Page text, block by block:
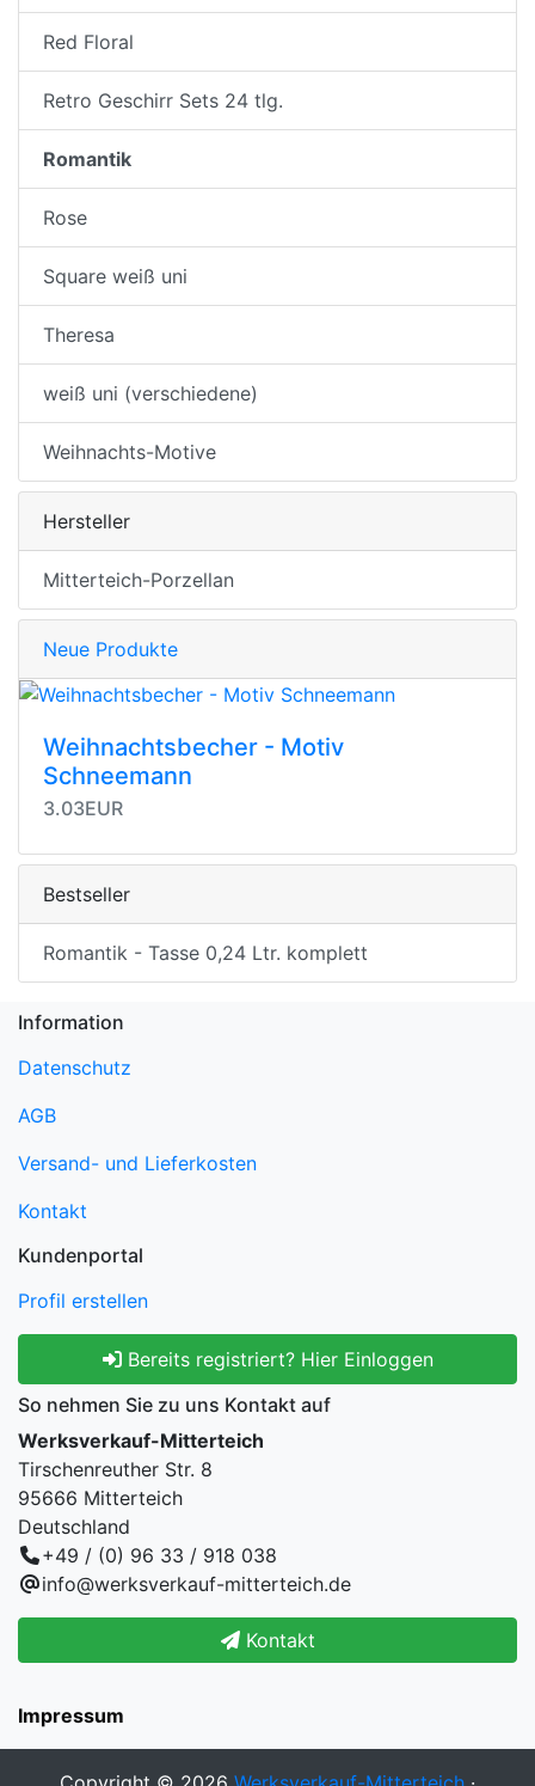
Red Floral
Retro Geschirr Sets 24 tlg.
Romantik
Rose
Square weiß uni
Theresa
weiß uni (verschiedene)
Weihnachts-Motive
Hersteller
Mitterteich-Porzellan
Neue Produkte
Weihnachtsbecher - Motiv
Schneemann
3.03EUR
Bestseller
Romantik - Tasse 0,24 Ltr. komplett
Information
Datenschutz
AGB
Versand- und Lieferkosten
Kontakt
Kundenportal
Profil erstellen
Bereits registriert? Hier Einloggen
So nehmen Sie zu uns Kontakt auf
Werksverkauf-Mitterteich
Tirschenreuther Str. 8
95666 Mitterteich
Deutschland
+49 / (0) 96 33 / 918 038
info@werksverkauf-mitterteich.de
Kontakt
Impressum